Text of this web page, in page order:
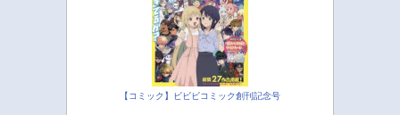
【コミック】ビビビコミック創刊記念号